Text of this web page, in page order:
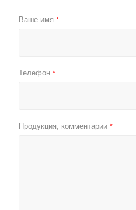
Ваше имя *
Телефон *
Продукция, комментарии *